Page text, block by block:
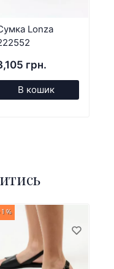
Lonza
грн.
В кошик